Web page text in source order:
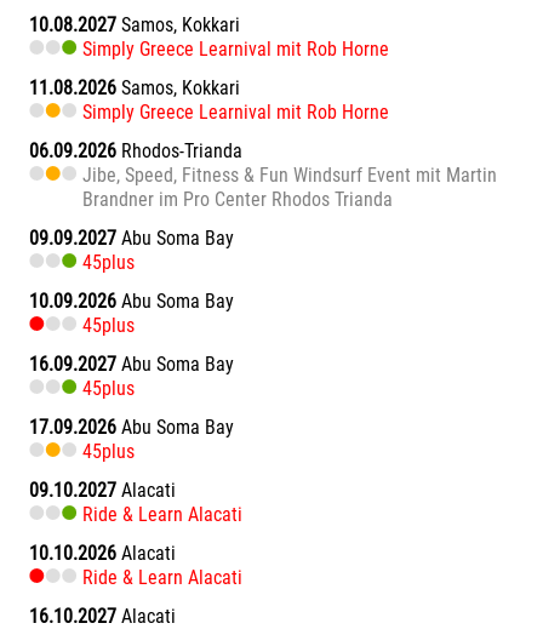
10.08.2027 Samos, Kokkari
Simply Greece Learnival mit Rob Horne
11.08.2026 Samos, Kokkari
Simply Greece Learnival mit Rob Horne
06.09.2026 Rhodos-Trianda
Jibe, Speed, Fitness & Fun Windsurf Event mit Martin
Brandner im Pro Center Rhodos Trianda
09.09.2027 Abu Soma Bay
45plus
10.09.2026 Abu Soma Bay
45plus
16.09.2027 Abu Soma Bay
45plus
17.09.2026 Abu Soma Bay
45plus
09.10.2027 Alacati
Ride & Learn Alacati
10.10.2026 Alacati
Ride & Learn Alacati
16.10.2027 Alacati